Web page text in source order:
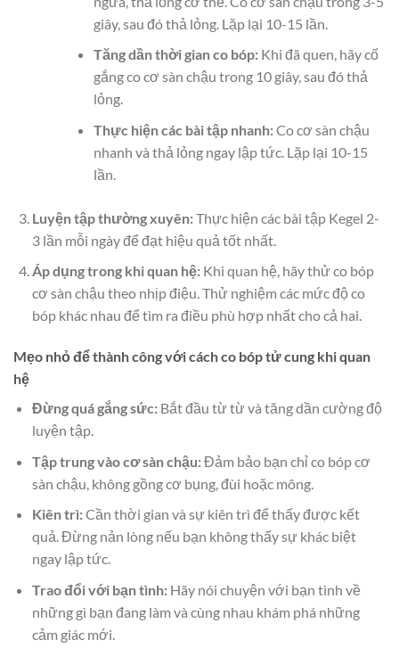
giây, sau đó thả lỏng. Lặp lại 10-15 lần.
Tăng dần thời gian co bóp:Khi đã quen, hãy cố
gắng co cơ sàn chậu trong 10 giây, sau đó thả
lỏng.
Thực hiện các bài tập nhanh:Co cơ sàn chậu
nhanh và thả lỏng ngay lập tức. Lặp lại 10-15
lần.
Luyện tập thường xuyên:Thực hiện các bài tập Kegel 2-
3 lần mỗi ngày để đạt hiệu quả tốt nhất.
Áp dụng trong khi quan hệ:Khi quan hệ, hãy thử co bóp
cơ sàn chậu theo nhịp điệu. Thử nghiệm các mức độ co
bóp khác nhau để tìm ra điều phù hợp nhất cho cả hai.
Mẹo nhỏ để thành công với cách co bóp tử cung khi quan
hệ
Đừng quá gắng sức:Bắt đầu từ từ và tăng dần cường độ
luyện tập.
Tập trung vào cơ sàn chậu:Đảm bảo bạn chỉ co bóp cơ
sàn chậu, không gồng cơ bụng, đùi hoặc mông.
Kiên trì:Cần thời gian và sự kiên trì để thấy được kết
quả. Đừng nản lòng nếu bạn không thấy sự khác biệt
ngay lập tức.
Trao đổi với bạn tình:Hãy nói chuyện với bạn tình về
những gì bạn đang làm và cùng nhau khám phá những
cảm giác mới.